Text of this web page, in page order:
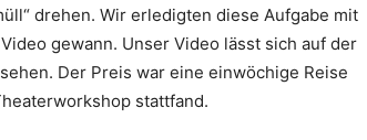
drehen. Wir erledigten diese Aufgabe mit
gewann. Unser Video lässt sich auf der
Der Preis war eine einwöchige Reise
stattfand.